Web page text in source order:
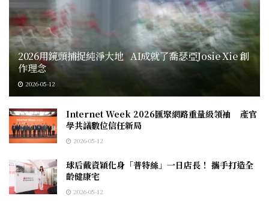
2026用鏡頭捕捉純淨大地 AI成就了喬瑟亞Josie Xie 創
作理念
2026-05-12
Internet Week 2026匯聚網路重量級領袖 產官
學共議數位信任新局
2026-05-12
球后戴資穎化身「普特絲」一日店長！ 攜手打造全
齡健康宅
2026-05-12